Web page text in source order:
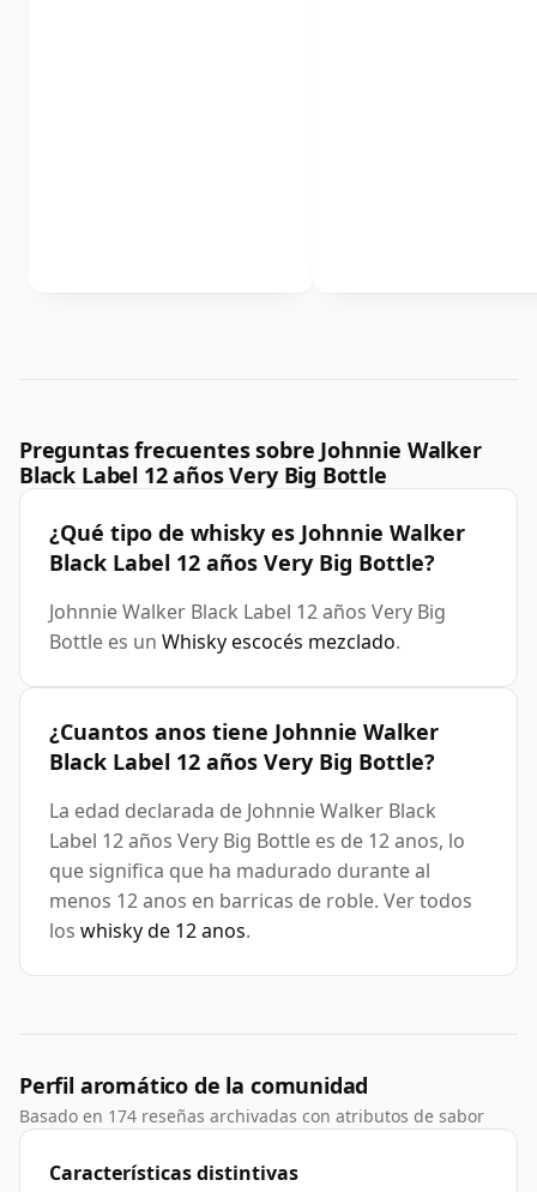
Preguntas frecuentes sobre Johnnie Walker
Black Label 12 años Very Big Bottle
¿Qué tipo de whisky es Johnnie Walker
Black Label 12 años Very Big Bottle?
Johnnie Walker Black Label 12 años Very Big
Bottle es un Whisky escocés mezclado.
¿Cuantos anos tiene Johnnie Walker
Black Label 12 años Very Big Bottle?
La edad declarada de Johnnie Walker Black
Label 12 años Very Big Bottle es de 12 anos, lo
que significa que ha madurado durante al
menos 12 anos en barricas de roble. Ver todos
los whisky de 12 anos.
Perfil aromático de la comunidad
Basado en 174 reseñas archivadas con atributos de sabor
Características distintivas